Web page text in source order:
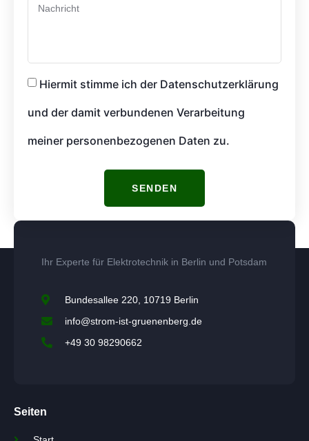
Hiermit stimme ich der Datenschutzerklärung
und der damit verbundenen Verarbeitung
meiner personenbezogenen Daten zu.
SENDEN
Ihr Experte für Elektrotechnik in Berlin und Potsdam
Bundesallee 220, 10719 Berlin
info@strom-ist-gruenenberg.de
+49 30 98290662
Seiten